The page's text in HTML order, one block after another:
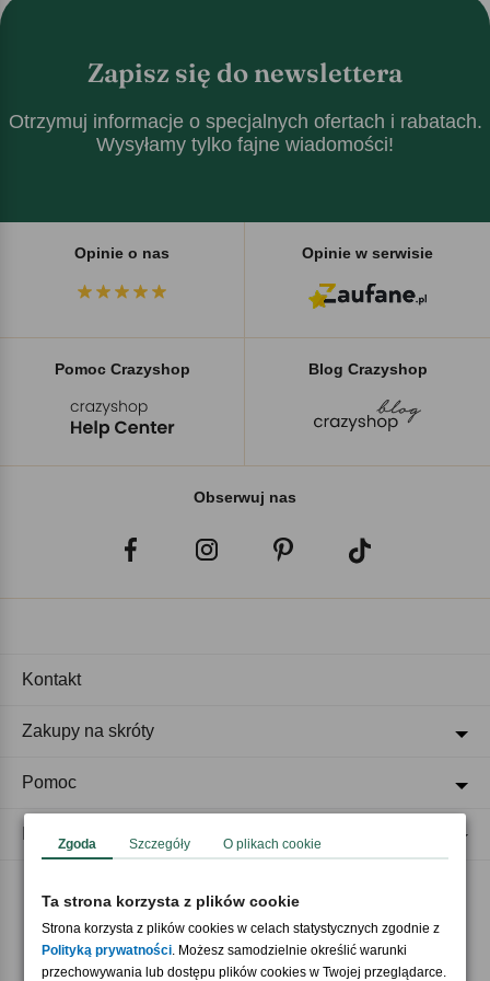
Zapisz się do newslettera
Otrzymuj informacje o specjalnych ofertach i rabatach.
Wysyłamy tylko fajne wiadomości!
Opinie o nas Opinie w serwisie
Pomoc Crazyshop Blog Crazyshop
Obserwuj nas
Akceptujemy płatności
Kontakt
Zakupy na skróty
Pomoc
Zgoda Szczegóły O plikach cookie
Ta strona korzysta z plików cookie
Strona korzysta z plików cookies w celach statystycznych zgodnie z
Polityką prywatności. Możesz samodzielnie określić warunki
przechowywania lub dostępu plików cookies w Twojej przeglądarce.